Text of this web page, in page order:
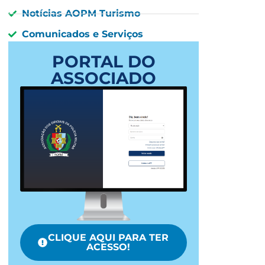
Notícias AOPM Turismo
Comunicados e Serviços
PORTAL DO
ASSOCIADO
CLIQUE AQUI PARA TER
ACESSO!